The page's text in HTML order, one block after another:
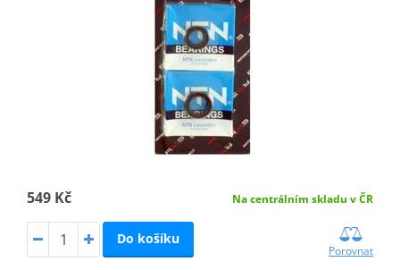
549 Kč Na centrálním skladu v ČR
Do košíku
Porovnat